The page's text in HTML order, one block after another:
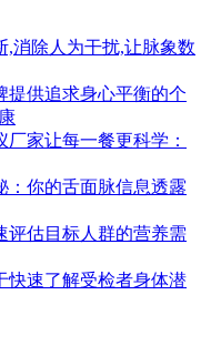
,消除人为干扰,让脉象数
提供追求身心平衡的个
厂家让每一餐更科学：
：你的舌面脉信息透露
评估目标人群的营养需
快速了解受检者身体潜